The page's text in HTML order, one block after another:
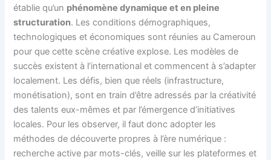
établie qu’un phénomène dynamique et en pleine
structuration. Les conditions démographiques,
technologiques et économiques sont réunies au Cameroun
pour que cette scène créative explose. Les modèles de
succès existent à l’international et commencent à s’adapter
localement. Les défis, bien que réels (infrastructure,
monétisation), sont en train d’être adressés par la créativité
des talents eux-mêmes et par l’émergence d’initiatives
locales. Pour les observer, il faut donc adopter les
méthodes de découverte propres à l’ère numérique :
recherche active par mots-clés, veille sur les plateformes et